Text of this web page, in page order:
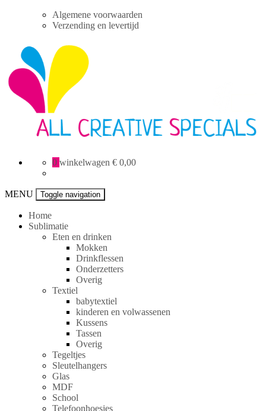
Algemene voorwaarden
Verzending en levertijd
Creative
0 winkelwagen € 0,00
MENU Toggle navigation
Home
Sublimatie
Eten en drinken
Mokken
Drinkflessen
Onderzetters
Overig
Textiel
babytextiel
kinderen en volwassenen
Kussens
Tassen
Overig
Tegeltjes
Sleutelhangers
Glas
MDF
School
Telefoonhoesjes